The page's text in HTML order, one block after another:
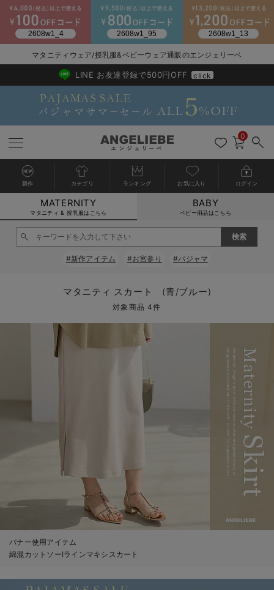
マタニティウェア全て
マタニティ ワンピース
マタニティ トップス
マタニティ アウター（コート）・ママコート
マタニティ 下着・インナー全て
授乳ブラ・マタニティブラ（マタニティインナー・産後用品）
マタニティ 授乳 キャミソール
産褥ショーツ
骨盤・マタニティベルト （妊娠中・産後）
マタニティ 腹巻き
授乳服全て
マタニティ フォーマル全て
マタニティ スーツ
マタニティ ドレス（結婚式・お呼ばれ）
マタニティ フォーマル パンツ・ボトムス
授乳用品全て
妊婦用 抱き枕・授乳クッション
マタニティレッグウェア全て
マタニティストッキング・タイツ
マタニティ ボディケア全て
アウトレット全て
【アウトレット】ワンピース
【アウトレット】パジャマ
【アウトレット】インナー
特集全て
コットン素材
快適機能ウェア特集 トップス
快適機能ウェア特集 ボトムス
快適機能ウェア特集 パジャマ
erbaviva（エルバビーバ）
再入荷全て
再入荷｜インナー
戻る
送料無料アイテム全て
ワンピース
パジャマ
戻る
ブラキャミ おまとめ
MAX55%OFF ブラック
戻る
【37周年祭セール】
【37周年祭セール】
戻る
気温差別オススメア
【15℃】3月下旬～
戻る
動きやすく着回しで
戻る
強撚スムース(コスパ
戻る
マタニティウェア
【おまとめ割】パジ
戻る
こだわりの履き心地
カジュアル
戻る
ジャケット派
ツィード派
王道シンプル派
セットアップ派
戻る
出産準備応援割全て
マタニティパジャマ
戻る
【オフィスカジュア
戻る
レギンスタイプ
戻る
【フォーマル】ワン
戻る
【ベビー】長袖
戻る
ハンカチ
戻る
快適ウェア10%OFF
戻る
春のマタニティワン
セットアップ・ レイ
ワーク・オフィス
カジュアル
フォーマル / オケー
あったかアイテム｜
戻る
Gift Selection 出産
〜3,000円（税込）
女の子におススメの
男の子におススメの
定番ギフト
もらって嬉しいギフト
かわいくておもしろ
何枚あっても嬉しい
お部屋映えアイテム
戻る
冬の冷え対策インナ
薄くてあったか
レギンス・タイツ
カップ付きインナー
あったか度◎
裏起毛素材
戻る
入院準備の持ち物チ
入院してすぐ使うグ
戻る
冬のあったか特集全て
【冬のあったか特集
マタニティウェア/授乳服&ベビーウェア通販のエンジェリーベ
2026/NewArrival
送料495円(一部地域を除く) 7,700円以上で送料無料
LINE お友達登録で500円OFF click
0
新作 カテゴリ ランキング お気に入り ログイン
MATERNITY
マタニティ & 授乳服はこちら
BABY
ベビー用品はこちら
#新作アイテム #お宮参り #パジャマ
マタニティ スカート (青/ブルー)
対象商品 4件
バナー使用アイテム
綿混カットソーIラインマキシスカート
カートに入れる
閉じる